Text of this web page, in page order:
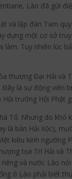
Lào đã gửi
và lập đàn Tam
một cơ sở
Tuy nhiên lúc
thượng Đại Hải và
là sự động viên
trưởng Hội Phật
Tổ. Nhưng do
bản Hải Xộc),
kiều kính
tọa Trí Hải và
và nước Lào
ở Lào phải biết